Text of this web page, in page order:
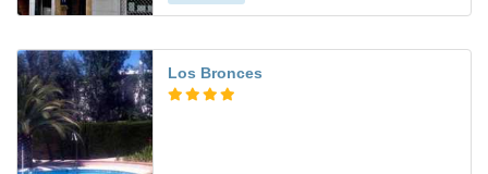
Los Bronces